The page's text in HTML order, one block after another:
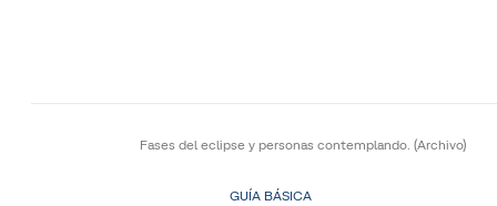
Fases del eclipse y personas contemplando. (Archivo)
GUÍA BÁSICA